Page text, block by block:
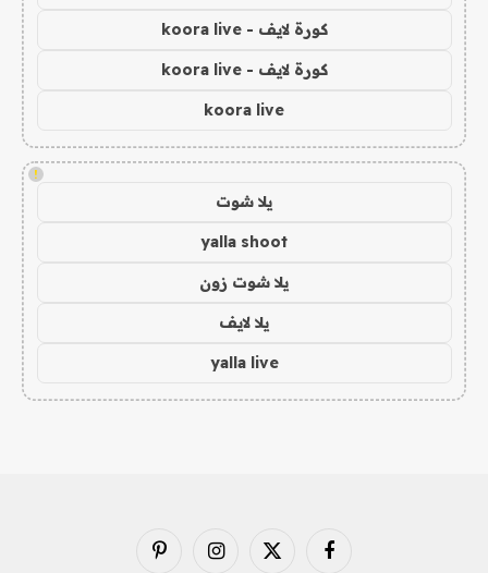
كورة لايف - koora live
كورة لايف - koora live
koora live
!
يلا شوت
yalla shoot
يلا شوت زون
يلا لايف
yalla live
فيسبوك X
الانستغرامبينتيريست